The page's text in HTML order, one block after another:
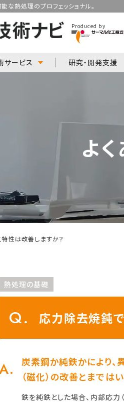
熱処理のプロフェッショナル。
Produced by
サービス 研究・開発支援
よ
性は改善しますか？
熱処理の基礎
応力除去焼鈍
炭素鋼か純鉄かにより
（磁化）の改善とまでは
鉄を純鉄とした場合、内部応